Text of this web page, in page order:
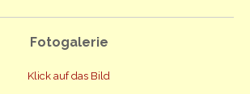
Fotogalerie
Klick auf das Bild